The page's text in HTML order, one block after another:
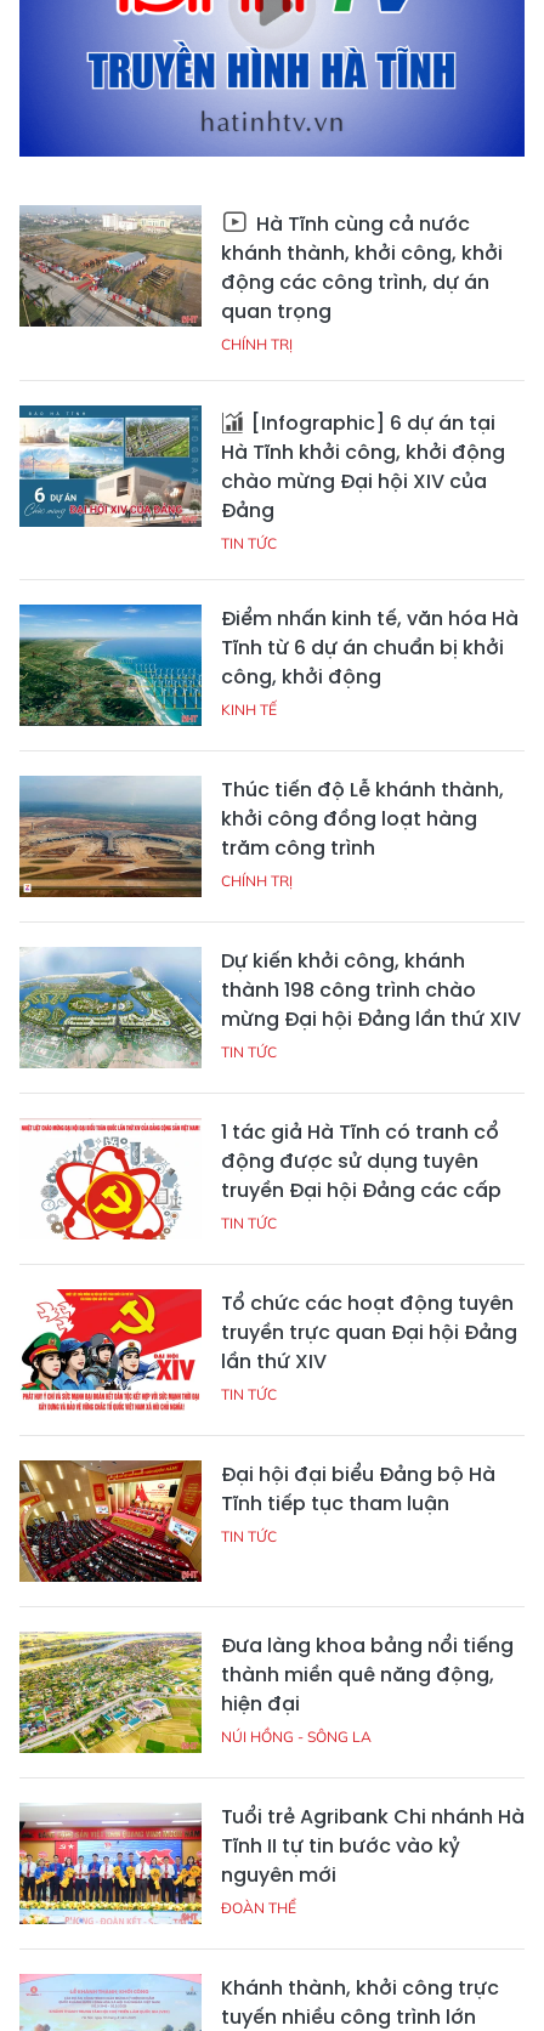
Hà Tĩnh cùng cả nước
khánh thành, khởi công, khởi
động các công trình, dự án
quan trọng
CHÍNH TRỊ
[Infographic] 6 dự án tại
Hà Tĩnh khởi công, khởi động
chào mừng Đại hội XIV của
Đảng
TIN TỨC
Điểm nhấn kinh tế, văn hóa Hà
Tĩnh từ 6 dự án chuẩn bị khởi
công, khởi động
KINH TẾ
Thúc tiến độ Lễ khánh thành,
khởi công đồng loạt hàng
trăm công trình
CHÍNH TRỊ
Dự kiến khởi công, khánh
thành 198 công trình chào
mừng Đại hội Đảng lần thứ XIV
TIN TỨC
1 tác giả Hà Tĩnh có tranh cổ
động được sử dụng tuyên
truyền Đại hội Đảng các cấp
TIN TỨC
Tổ chức các hoạt động tuyên
truyền trực quan Đại hội Đảng
lần thứ XIV
TIN TỨC
Đại hội đại biểu Đảng bộ Hà
Tĩnh tiếp tục tham luận
TIN TỨC
Đưa làng khoa bảng nổi tiếng
thành miền quê năng động,
hiện đại
NÚI HỒNG - SÔNG LA
Tuổi trẻ Agribank Chi nhánh Hà
Tĩnh II tự tin bước vào kỷ
nguyên mới
ĐOÀN THỂ
Khánh thành, khởi công trực
tuyến nhiều công trình lớn